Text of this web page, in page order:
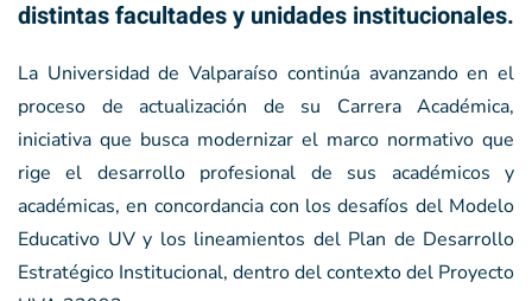
distintas facultades y unidades institucionales.
La Universidad de Valparaíso continúa avanzando en el
proceso de actualización de su Carrera Académica,
iniciativa que busca modernizar el marco normativo que
rige el desarrollo profesional de sus académicos y
académicas, en concordancia con los desafíos del Modelo
Educativo UV y los lineamientos del Plan de Desarrollo
Estratégico Institucional, dentro del contexto del Proyecto